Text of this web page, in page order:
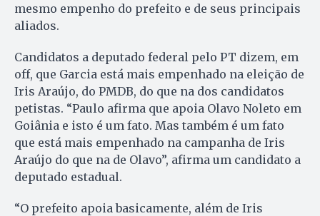
mesmo empenho do prefeito e de seus principais
aliados.
Candidatos a deputado federal pelo PT dizem, em
off, que Garcia está mais empenhado na eleição de
Iris Araújo, do PMDB, do que na dos candidatos
petistas. “Paulo afirma que apoia Olavo Noleto em
Goiânia e isto é um fato. Mas também é um fato
que está mais empenhado na campanha de Iris
Araújo do que na de Olavo”, afirma um candidato a
deputado estadual.
“O prefeito apoia basicamente, além de Iris